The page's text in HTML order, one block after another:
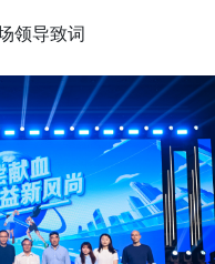
领导致词